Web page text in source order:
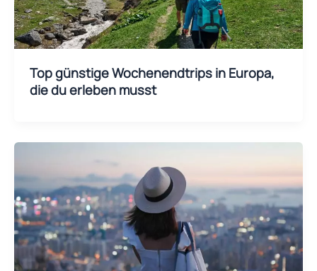
Top günstige Wochenendtrips in Europa,
die du erleben musst